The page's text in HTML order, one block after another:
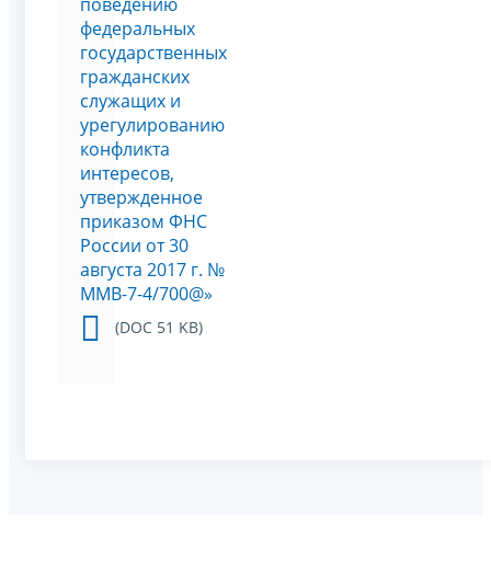
поведению
федеральных
государственных
гражданских
служащих и
урегулированию
конфликта
интересов,
утвержденное
приказом ФНС
России от 30
августа 2017 г. №
ММВ-7-4/700@»
(DOC 51 KB)